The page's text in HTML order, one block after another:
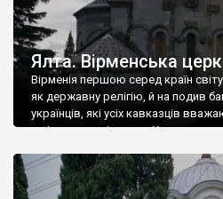
Ялта. Вірменська
Вірменія першою серед країн
як державну релігію, й на подив
українців, які усіх кавказців
є відданими вірянами Христа